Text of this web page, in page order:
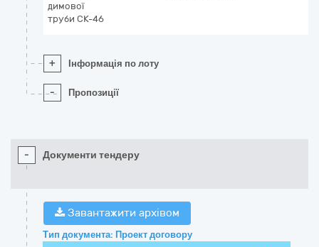
димової
труби СК-46
+ Інформація по лоту
- Пропозиції
- Документи тендеру
Завантажити архівом
Тип документа: Проект договору